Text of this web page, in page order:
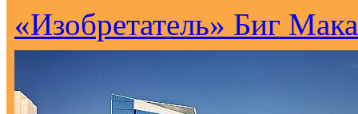
«Изобретатель» Биг